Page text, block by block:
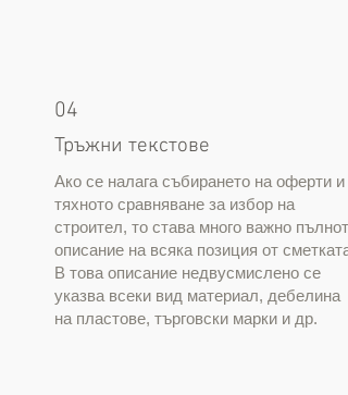
04
Тръжни текстове
Ако се налага събирането на оферти и
тяхното сравняване за избор на
строител, то става много важно пълното
описание на всяка позиция от сметката.
В това описание недвусмислено се
указва всеки вид материал, дебелина
на пластове, търговски марки и др.